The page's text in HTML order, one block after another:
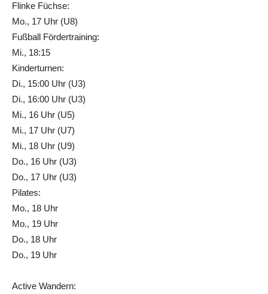
Flinke Füchse:
Mo., 17 Uhr (U8)
Fußball Fördertraining:
Mi., 18:15
Kinderturnen:
Di., 15:00 Uhr (U3)
Di., 16:00 Uhr (U3)
Mi., 16 Uhr (U5)
Mi., 17 Uhr (U7)
Mi., 18 Uhr (U9)
Do., 16 Uhr (U3)
Do., 17 Uhr (U3)
Pilates:
Mo., 18 Uhr
Mo., 19 Uhr
Do., 18 Uhr
Do., 19 Uhr
Active Wandern: